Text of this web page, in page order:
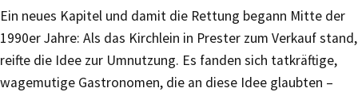
Ein neues Kapitel und damit die Rettung begann Mitte der
1990er Jahre: Als das Kirchlein in Prester zum Verkauf stand,
reifte die Idee zur Umnutzung. Es fanden sich tatkräftige,
wagemutige Gastronomen, die an diese Idee glaubten –